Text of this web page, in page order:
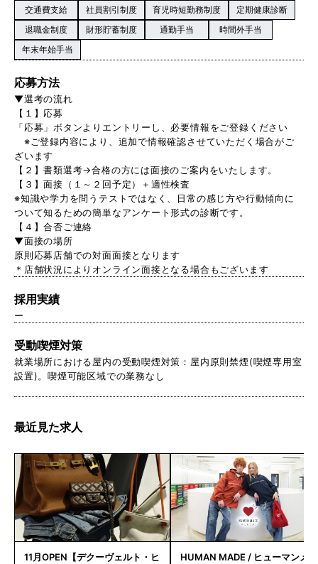
交通費支給 社員割引制度 育児時短勤務制度
定期健康診断
退職金制度
財形貯蓄制度 通勤手当
時間外手当
年末年始手当
応募方法
▼選考の流れ
【１】応募
「応募」ボタンよりエントリーし、必要情報をご登録ください
※ご登録内容により、追加で情報確認させていただく場合がご
ざいます
【２】書類選考→合格の方には面接のご案内をいたします。
【３】面接（１～２回予定）＋適性検査
※知識や学力を問うテストではなく、日常の感じ方や行動傾向に
ついて知るための簡単なアンケート形式の診断です。
【４】合否ご連絡
▼面接の場所
原則応募店舗での対面面接となります
＊店舗状況によりオンライン面接となる場合もございます
採用実績
ー
受動喫煙対策
就業場所における屋内の受動喫煙対策：屋内原則禁煙(喫煙専用室
設置)。喫煙可能区域での業務なし
最近見た求人
11月OPEN【デクーヴェルト・ヒ
HUMAN MADE / ヒューマンメ